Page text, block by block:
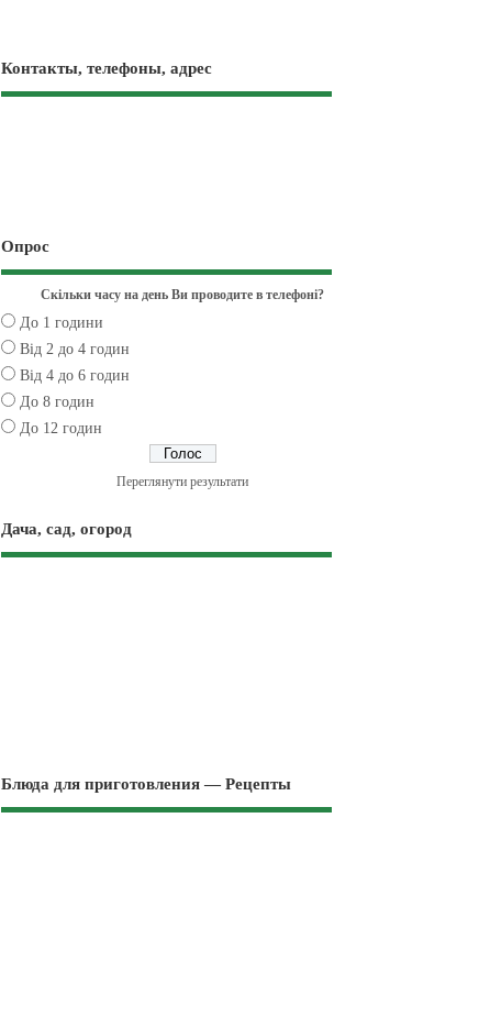
Контакты, телефоны, адрес
Опрос
Скільки часу на день Ви проводите в телефоні?
До 1 години
Від 2 до 4 годин
Від 4 до 6 годин
До 8 годин
До 12 годин
Переглянути результати
Дача, сад, огород
Блюда для приготовления — Рецепты